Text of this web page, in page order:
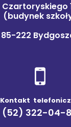
Kontakt
(52) 322-04-
Czartoryskiego
(budynek
85-222